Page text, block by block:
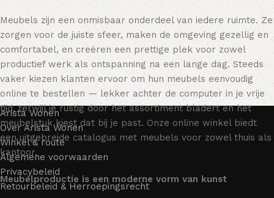
Meubels zijn een onmisbaar onderdeel van iedere ruimte. Ze
zorgen voor de juiste sfeer, maken de omgeving gezellig en
comfortabel, en creëren een prettige plek voor zowel
productief werk als ontspanning na een lange dag. Steeds
vaker kiezen klanten ervoor om hun meubels eenvoudig
online te bestellen — lekker achter de computer in je vrije
tijd, terwijl je rustig door het assortiment bladert en het
meubelstuk kiest dat bij je past. Onze online winkel biedt
een uitgebreide catalogus met meubels voor zowel thuis als
kantoor.
Meubelproductie is een moderne vorm van kunst
Arista Wonen
Over Arista Wonen
Winkel & route
Algemene voorwaarden
Privacybeleid
Retourbeleid & Herroepingsrecht